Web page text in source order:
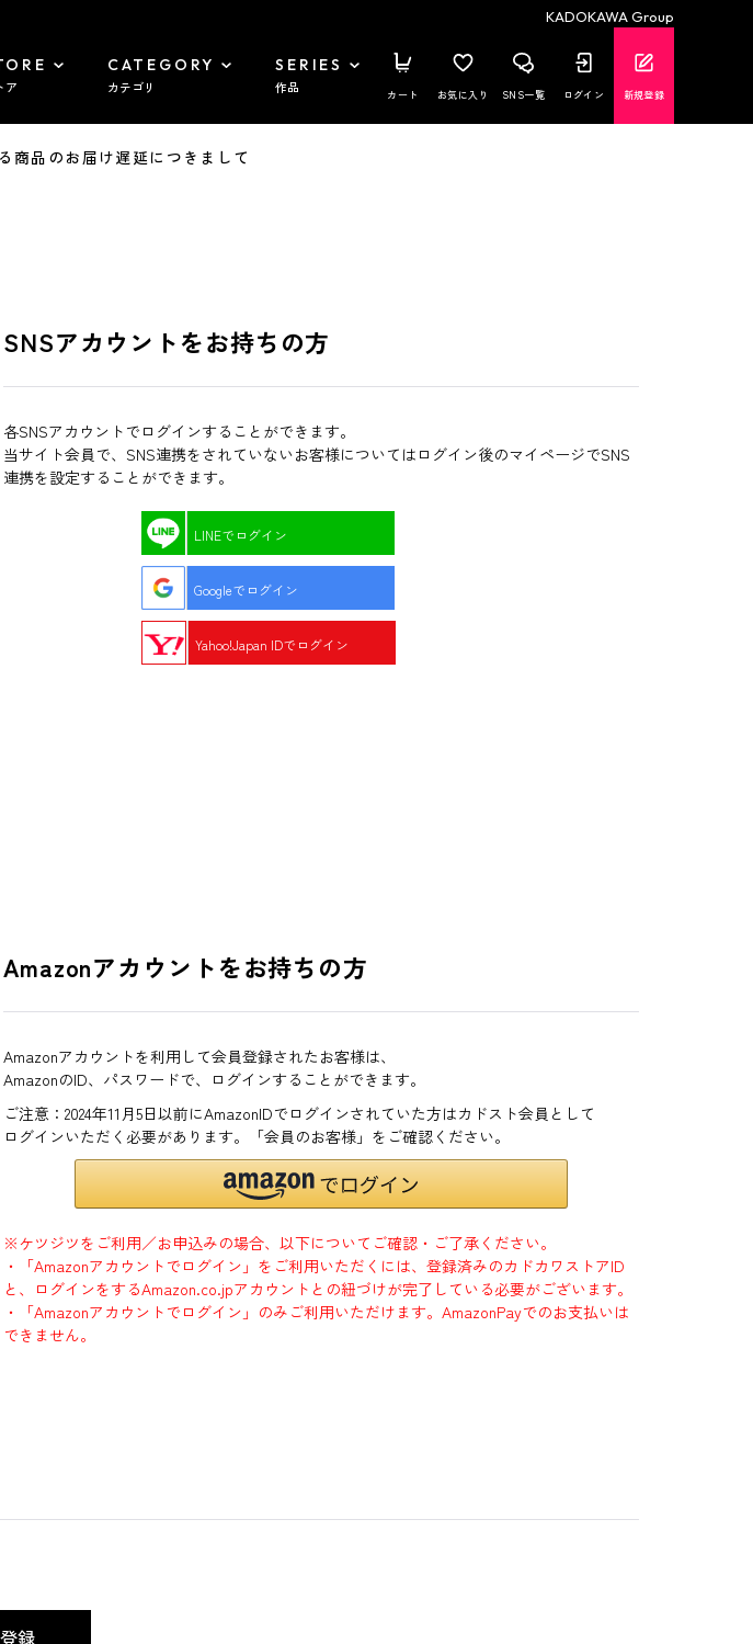
KADOKAWA Group
ア
CATEGORY
カテゴリ
SERIES
作品 カート お気に入り SNS一覧 ログイン 新規登録
品のお届け遅延につきまして
SNSアカウントをお持ちの方
各SNSアカウントでログインすることができます。
当サイト会員で、SNS連携をされていないお客様についてはログイン後のマイページでSNS
連携を設定することができます。
LINEでログイン
Googleでログイン
Yahoo!Japan IDでログイン
Amazonアカウントをお持ちの方
Amazonアカウントを利用して会員登録されたお客様は、
AmazonのID、パスワードで、ログインすることができます。
ご注意：2024年11月5日以前にAmazonIDでログインされていた方はカドスト会員として
ログインいただく必要があります。「会員のお客様」をご確認ください。
※ケツジツをご利用／お申込みの場合、以下についてご確認・ご了承ください。
・「Amazonアカウントでログイン」をご利用いただくには、登録済みのカドカワストアID
と、ログインをするAmazon.co.jpアカウントとの紐づけが完了している必要がございます。
・「Amazonアカウントでログイン」のみご利用いただけます。AmazonPayでのお支払いは
できません。